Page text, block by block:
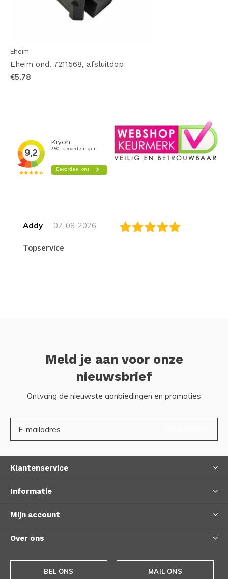
Eheim
Eheim ond. 7211568, afsluitdop
€5,78
Addy 07-08-2026
topservice
Meld je aan voor onze
nieuwsbrief
Ontvang de nieuwste aanbiedingen en promoties
Klantenservice
Informatie
Mijn account
Over ons
BEL ONS MAIL ONS